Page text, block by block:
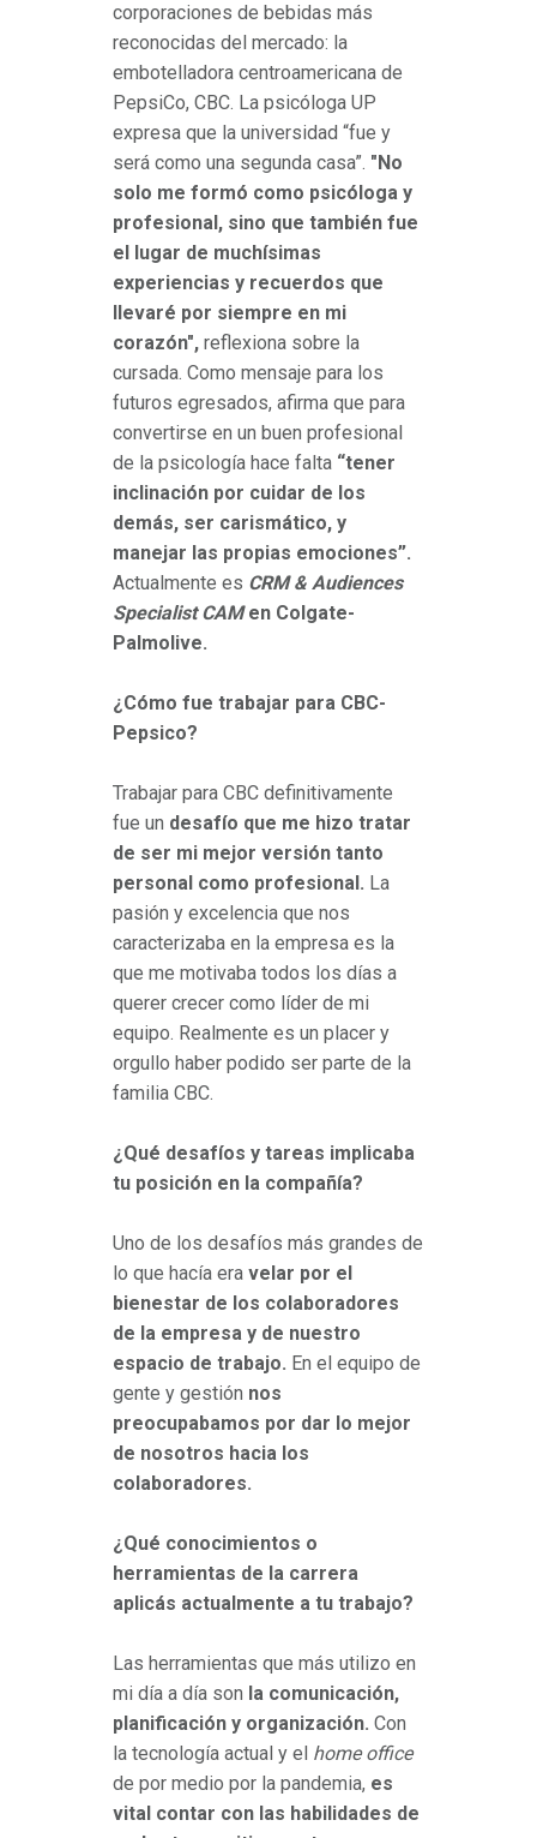
corporaciones de bebidas más
reconocidas del mercado: la
embotelladora centroamericana de
PepsiCo, CBC. La psicóloga UP
expresa que la universidad “fue y
será como una segunda casa”. "No
solo me formó como psicóloga y
profesional, sino que también fue
el lugar de muchísimas
experiencias y recuerdos que
llevaré por siempre en mi
corazón", reflexiona sobre la
cursada. Como mensaje para los
futuros egresados, afirma que para
convertirse en un buen profesional
de la psicología hace falta “tener
inclinación por cuidar de los
demás, ser carismático, y
manejar las propias emociones”.
Actualmente es CRM & Audiences
SpecialistCAMen Colgate-
Palmolive.
¿Cómo fue trabajar para CBC-
Pepsico?
Trabajar para CBC definitivamente
fue un desafío que me hizo tratar
de ser mi mejor versión tanto
personal como profesional. La
pasión y excelencia que nos
caracterizaba en la empresa es la
que me motivaba todos los días a
querer crecer como líder de mi
equipo. Realmente es un placer y
orgullo haber podido ser parte de la
familia CBC.
¿Qué desafíos y tareas implicaba
tu posición en la compañía?
Uno de los desafíos más grandes de
lo que hacía era velar por el
bienestar de los colaboradores
de la empresa y de nuestro
espacio de trabajo. En el equipo de
gente y gestión nos
preocupabamos por dar lo mejor
de nosotros hacia los
colaboradores.
¿Qué conocimientos o
herramientas de la carrera
aplicás actualmente a tu trabajo?
Las herramientas que más utilizo en
mi día a día son la comunicación,
planificación y organización. Con
la tecnología actual y el home office
de por medio por la pandemia, es
vital contar con las habilidades de